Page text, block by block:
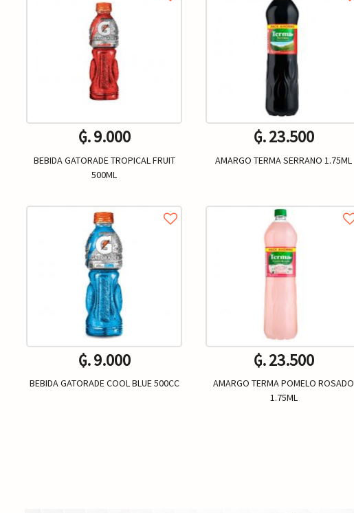
₲. 9.000
BEBIDA GATORADE TROPICAL FRUIT
500ML
₲. 9.000
BEBIDA GATORADE COOL BLUE 500CC
₲. 23.500
AMARGO TERMA SERRANO 1.75ML
₲. 23.500
AMARGO TERMA POMELO ROSADO
1.75ML